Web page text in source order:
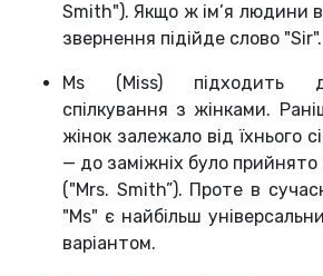
Smith"). Якщо ж ім’я людини
звернення підійде слово "Sir".
Ms (Miss) підходить
спілкування з жінками.
жінок залежало від їхнього
— до заміжніх було
("Mrs. Smith”). Проте в
"Ms" є найбільш
варіантом.